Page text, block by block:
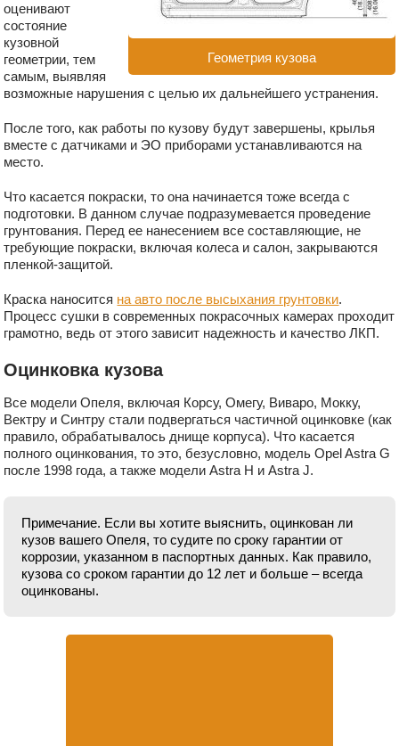
Геометрия кузова
оценивают
состояние
кузовной
геометрии, тем
самым, выявляя
возможные нарушения с целью их дальнейшего устранения.
После того, как работы по кузову будут завершены, крылья
вместе с датчиками и ЭО приборами устанавливаются на
место.
Что касается покраски, то она начинается тоже всегда с
подготовки. В данном случае подразумевается проведение
грунтования. Перед ее нанесением все составляющие, не
требующие покраски, включая колеса и салон, закрываются
пленкой-защитой.
Краска наносится на авто после высыхания грунтовки.
Процесс сушки в современных покрасочных камерах проходит
грамотно, ведь от этого зависит надежность и качество ЛКП.
Оцинковка кузова
Все модели Опеля, включая Корсу, Омегу, Виваро, Мокку,
Вектру и Синтру стали подвергаться частичной оцинковке (как
правило, обрабатывалось днище корпуса). Что касается
полного оцинкования, то это, безусловно, модель Opel Astra G
после 1998 года, а также модели Astra H и Astra J.
Примечание. Если вы хотите выяснить, оцинкован ли
кузов вашего Опеля, то судите по сроку гарантии от
коррозии, указанном в паспортных данных. Как правило,
кузова со сроком гарантии до 12 лет и больше – всегда
оцинкованы.